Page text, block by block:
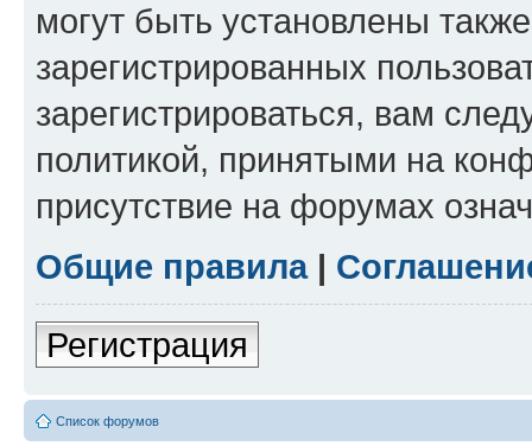
могут быть установлены
зарегистрированных
зарегистрироваться, вам
политикой, принятыми на
присутствие на форумах
Общие правила|
Регистрация
Список форумов